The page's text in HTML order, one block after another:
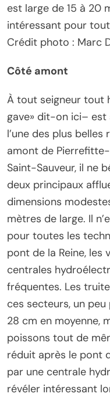
est large de 15 à 20
intéressant pour
Crédit photo : Marc
Côté amont
À tout seigneur tout
gave» dit-on ici– est
l’une des plus belles
amont de
Saint-Sauveur, il ne
deux principaux
dimensions
mètres de large. Il
pour toutes les
pont de la Reine, les
centrales
fréquentes. Les
ces secteurs, un peu
28 cm en moyenne,
poissons tout de
réduit après le pont
par une centrale
révéler intéressant